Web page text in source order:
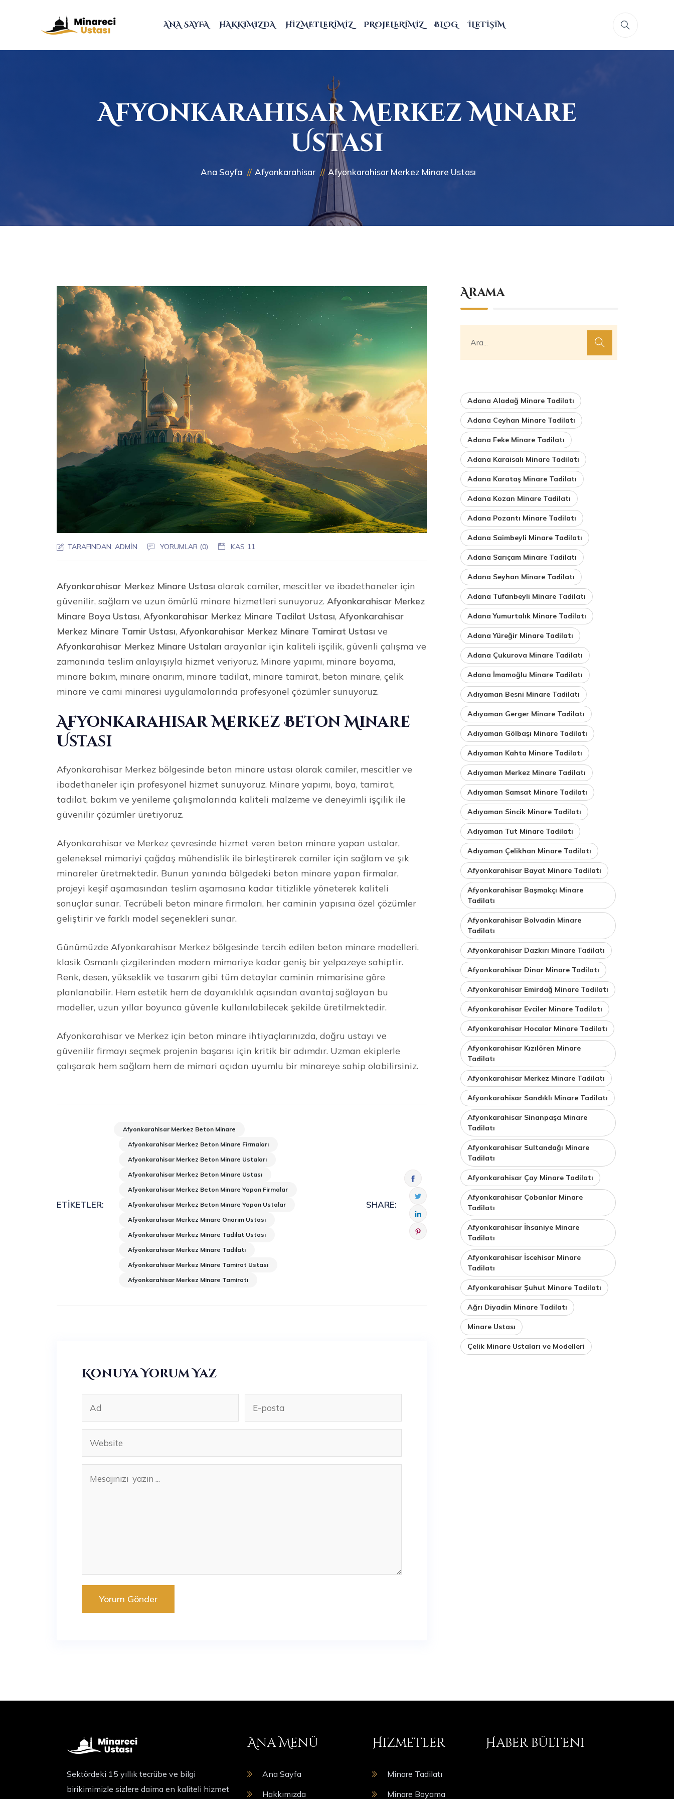
ANA SAYFA HAKKIMIZDA HIZMETLERIMIZ PROJELERIMIZ BLOG İLETIŞIM
Afyonkarahisar Merkez Minare
Ustası
Ana Sayfa Afyonkarahisar Afyonkarahisar Merkez Minare Ustası
TARAFINDAN:ADMIN YORUMLAR (0) KAS 11
Afyonkarahisar Merkez Minare Ustası olarak camiler, mescitler ve ibadethaneler için
güvenilir, sağlam ve uzun ömürlü minare hizmetleri sunuyoruz.Afyonkarahisar Merkez
Minare Boya Ustası,Afyonkarahisar Merkez Minare Tadilat Ustası,Afyonkarahisar
Merkez Minare Tamir Ustası,Afyonkarahisar Merkez Minare Tamirat Ustası ve
Afyonkarahisar Merkez Minare Ustaları arayanlar için kaliteli işçilik, güvenli çalışma ve
zamanında teslim anlayışıyla hizmet veriyoruz. Minare yapımı, minare boyama,
minare bakım, minare onarım, minare tadilat, minare tamirat, beton minare, çelik
minare ve cami minaresi uygulamalarında profesyonel çözümler sunuyoruz.
Afyonkarahisar Merkez Beton Minare
Ustası
Afyonkarahisar Merkez bölgesinde beton minare ustası olarak camiler, mescitler ve
ibadethaneler için profesyonel hizmet sunuyoruz. Minare yapımı, boya, tamirat,
tadilat, bakım ve yenileme çalışmalarında kaliteli malzeme ve deneyimli işçilik ile
güvenilir çözümler üretiyoruz.
Afyonkarahisar ve Merkez çevresinde hizmet veren beton minare yapan ustalar,
geleneksel mimariyi çağdaş mühendislik ile birleştirerek camiler için sağlam ve şık
minareler üretmektedir. Bunun yanında bölgedeki beton minare yapan firmalar,
projeyi keşif aşamasından teslim aşamasına kadar titizlikle yöneterek kaliteli
sonuçlar sunar. Tecrübeli beton minare firmaları, her caminin yapısına özel çözümler
geliştirir ve farklı model seçenekleri sunar.
Günümüzde Afyonkarahisar Merkez bölgesinde tercih edilen beton minare modelleri,
klasik Osmanlı çizgilerinden modern mimariye kadar geniş bir yelpazeye sahiptir.
Renk, desen, yükseklik ve tasarım gibi tüm detaylar caminin mimarisine göre
planlanabilir. Hem estetik hem de dayanıklılık açısından avantaj sağlayan bu
modeller, uzun yıllar boyunca güvenle kullanılabilecek şekilde üretilmektedir.
Afyonkarahisar ve Merkez için beton minare ihtiyaçlarınızda, doğru ustayı ve
güvenilir firmayı seçmek projenin başarısı için kritik bir adımdır. Uzman ekiplerle
çalışarak hem sağlam hem de mimari açıdan uyumlu bir minareye sahip olabilirsiniz.
ETIKETLER:
Afyonkarahisar Merkez Beton Minare
Afyonkarahisar Merkez Beton Minare Firmaları
Afyonkarahisar Merkez Beton Minare Ustaları
Afyonkarahisar Merkez Beton Minare Ustası
Afyonkarahisar Merkez Beton Minare Yapan Firmalar
Afyonkarahisar Merkez Beton Minare Yapan Ustalar
Afyonkarahisar Merkez Minare Onarım Ustası
Afyonkarahisar Merkez Minare Tadilat Ustası
Afyonkarahisar Merkez Minare Tadilatı
Afyonkarahisar Merkez Minare Tamirat Ustası
Afyonkarahisar Merkez Minare Tamiratı
SHARE:
Konuya Yorum Yaz
Arama
Adana Aladağ Minare Tadilatı
Adana Ceyhan Minare Tadilatı
Adana Feke Minare Tadilatı
Adana Karaisalı Minare Tadilatı
Adana Karataş Minare Tadilatı
Adana Kozan Minare Tadilatı
Adana Pozantı Minare Tadilatı
Adana Saimbeyli Minare Tadilatı
Adana Sarıçam Minare Tadilatı
Adana Seyhan Minare Tadilatı
Adana Tufanbeyli Minare Tadilatı
Adana Yumurtalık Minare Tadilatı
Adana Yüreğir Minare Tadilatı
Adana Çukurova Minare Tadilatı
Adana İmamoğlu Minare Tadilatı
Adıyaman Besni Minare Tadilatı
Adıyaman Gerger Minare Tadilatı
Adıyaman Gölbaşı Minare Tadilatı
Adıyaman Kahta Minare Tadilatı
Adıyaman Merkez Minare Tadilatı
Adıyaman Samsat Minare Tadilatı
Adıyaman Sincik Minare Tadilatı
Adıyaman Tut Minare Tadilatı
Adıyaman Çelikhan Minare Tadilatı
Afyonkarahisar Bayat Minare Tadilatı
Afyonkarahisar Başmakçı Minare
Tadilatı
Afyonkarahisar Bolvadin Minare
Tadilatı
Afyonkarahisar Dazkırı Minare Tadilatı
Afyonkarahisar Dinar Minare Tadilatı
Afyonkarahisar Emirdağ Minare Tadilatı
Afyonkarahisar Evciler Minare Tadilatı
Afyonkarahisar Hocalar Minare Tadilatı
Afyonkarahisar Kızılören Minare
Tadilatı
Afyonkarahisar Merkez Minare Tadilatı
Afyonkarahisar Sandıklı Minare Tadilatı
Afyonkarahisar Sinanpaşa Minare
Tadilatı
Afyonkarahisar Sultandağı Minare
Tadilatı
Afyonkarahisar Çay Minare Tadilatı
Afyonkarahisar Çobanlar Minare
Tadilatı
Afyonkarahisar İhsaniye Minare
Tadilatı
Afyonkarahisar İscehisar Minare
Tadilatı
Afyonkarahisar Şuhut Minare Tadilatı
Ağrı Diyadin Minare Tadilatı
Minare Ustası
Çelik Minare Ustaları ve Modelleri
Sektördeki 15 yıllık tecrübe ve bilgi
birikimimizle sizlere daima en kaliteli hizmet
Ana Menü
Ana Sayfa
Hakkımızda
Hizmetler
Minare Tadilatı
Minare Boyama
Haber bülteni